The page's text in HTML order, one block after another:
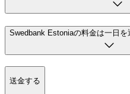
Swedbank Estoniaの料金は一日
送金する